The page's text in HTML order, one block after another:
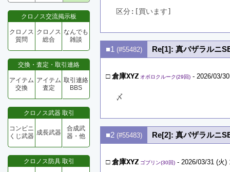
クロノス交流掲示板
クロノス
質問
クロノス
総合
なんでも
雑談
交換・査定・取引連絡
アイテム
交換
アイテム
査定
取引連絡
BBS
クロノス武器 取引
コンビニ
くじ武器 成長武器
合成武
器・他
クロノス防具 取引
区分:[買います]
■1 (#55482) Re[1]: 真バザラルニ
□倉庫XYZ オボロクルーク(29回) - 2026/03/
〆
■2 (#55483) Re[2]: 真バザラルニ
□倉庫XYZ ゴブリン(30回) - 2026/03/31 (火